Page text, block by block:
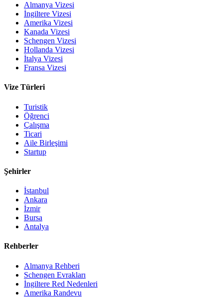
Almanya Vizesi
İngiltere Vizesi
Amerika Vizesi
Kanada Vizesi
Schengen Vizesi
Hollanda Vizesi
İtalya Vizesi
Fransa Vizesi
Vize Türleri
Turistik
Öğrenci
Çalışma
Ticari
Aile Birleşimi
Startup
Şehirler
İstanbul
Ankara
İzmir
Bursa
Antalya
Rehberler
Almanya Rehberi
Schengen Evrakları
İngiltere Red Nedenleri
Amerika Randevu